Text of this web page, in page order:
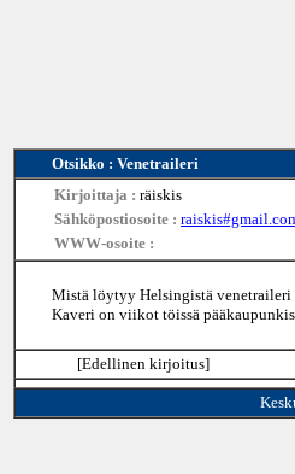
Otsikko : Venetraileri
Kirjoittaja : räiskis
Sähköpostiosoite :
WWW-osoite :
Mistä löytyy Helsingistä venetraileri
Kaveri on viikot töissä
[Edellinen kirjoitus]